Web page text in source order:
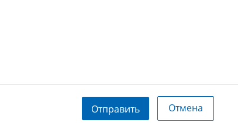
Отправить Отмена